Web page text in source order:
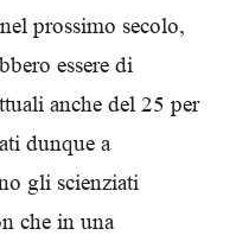
prossimo secolo,
essere di
anche del 25 per
dunque a
gli scienziati
che in una